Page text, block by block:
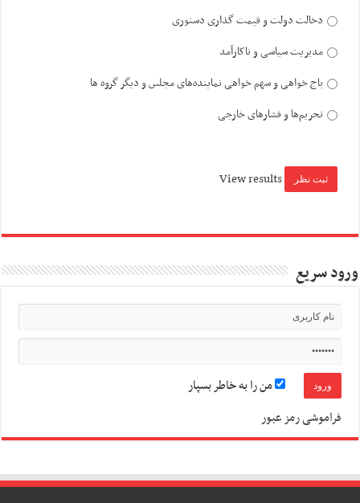
دخالت دولت و قیمت گذاری دستوری
مدیریت سیاسی و ناکارآمد
باج خواهی و سهم خواهی نماینده‌های مجلس و دیگر گروه ها
تحریم‌ها و فشارهای خارجی
View results
ورود سریع
من را به خاطر بسپار
فراموشی رمز عبور